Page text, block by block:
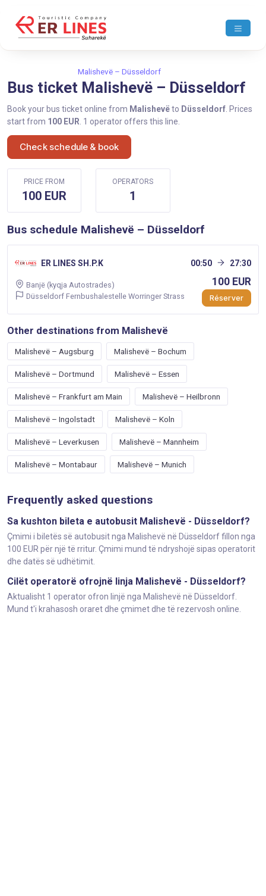
Malishevë – Düsseldorf
Bus ticket Malishevë – Düsseldorf
Book your bus ticket online from Malishevëto Düsseldorf . Prices
start from 100 EUR . 1 operator offers this line.
Check schedule & book
PRICE FROM
100 EUR
OPERATORS
1
Bus schedule Malishevë – Düsseldorf
ER LINES SH.P.K 00:50 27:30
Banjë (kyqja Autostrades)
Düsseldorf Fernbushalestelle Worringer Strass
100 EUR
Réserver
Other destinations from Malishevë
Malishevë – Augsburg Malishevë – Bochum
Malishevë – Dortmund Malishevë – Essen
Malishevë – Frankfurt am Main Malishevë – Heilbronn
Malishevë – Ingolstadt Malishevë – Koln
Malishevë – Leverkusen Malishevë – Mannheim
Malishevë – Montabaur Malishevë – Munich
Frequently asked questions
Sa kushton bileta e autobusit Malishevë - Düsseldorf?
Çmimi i biletës së autobusit nga Malishevë në Düsseldorf fillon nga
100 EUR për një të rritur. Çmimi mund të ndryshojë sipas operatorit
dhe datës së udhëtimit.
Cilët operatorë ofrojnë linja Malishevë - Düsseldorf?
Aktualisht 1 operator ofron linjë nga Malishevë në Düsseldorf.
Mund t'i krahasosh oraret dhe çmimet dhe të rezervosh online.